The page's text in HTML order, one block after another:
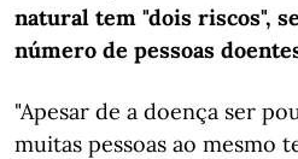
natural tem "dois riscos",
número de pessoas
"Apesar de a doença ser
muitas pessoas ao mesmo